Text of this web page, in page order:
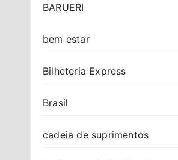
BARUERI
bem estar
Bilheteria Express
Brasil
cadeia de suprimentos